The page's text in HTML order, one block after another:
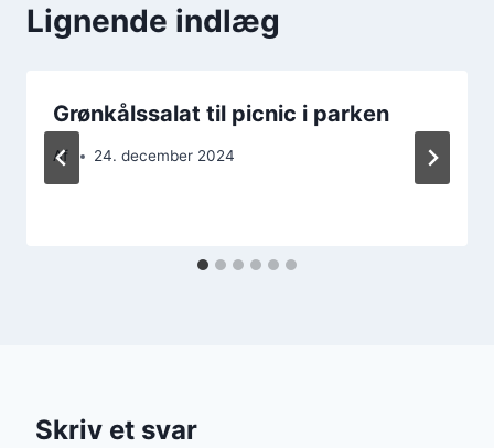
Lignende indlæg
Grønkålssalat til picnic i parken
Af 24. december 2024
Skriv et svar